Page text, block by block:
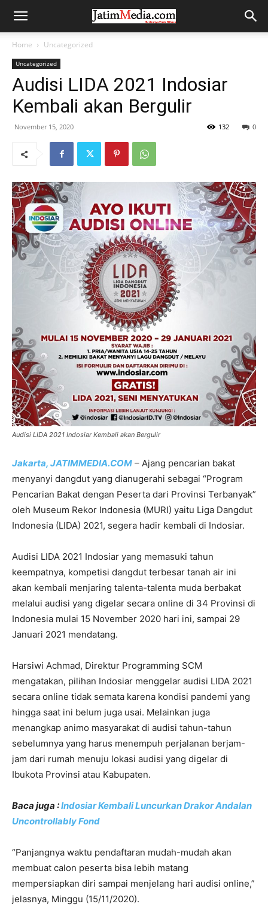
Home Uncategorized
Uncategorized
Audisi LIDA 2021 Indosiar
Kembali akan Bergulir
November 15, 2020 0
132
Audisi LIDA 2021 Indosiar Kembali akan Bergulir
Jakarta, JATIMMEDIA.COM – Ajang pencarian bakat
menyanyi dangdut yang dianugerahi sebagai “Program
Pencarian Bakat dengan Peserta dari Provinsi Terbanyak”
oleh Museum Rekor Indonesia (MURI) yaitu Liga Dangdut
Indonesia (LIDA) 2021, segera hadir kembali di Indosiar.
Audisi LIDA 2021 Indosiar yang memasuki tahun
keempatnya, kompetisi dangdut terbesar tanah air ini
akan kembali menjaring talenta-talenta muda berbakat
melalui audisi yang digelar secara online di 34 Provinsi di
Indonesia mulai 15 November 2020 hari ini, sampai 29
Januari 2021 mendatang.
Harsiwi Achmad, Direktur Programming SCM
mengatakan, pilihan Indosiar menggelar audisi LIDA 2021
secara online tidak semata karena kondisi pandemi yang
hingga saat ini belum juga usai. Melainkan juga
menangkap animo masyarakat di audisi tahun-tahun
sebelumnya yang harus menempuh perjalanan berjam-
jam dari rumah menuju lokasi audisi yang digelar di
Ibukota Provinsi atau Kabupaten.
Baca juga :Indosiar Kembali Luncurkan Drakor Andalan
Uncontrollably Fond
“Panjangnya waktu pendaftaran mudah-mudah akan
membuat calon peserta bisa lebih matang
mempersiapkan diri sampai menjelang hari audisi online,”
jelasnya, Minggu (15/11/2020).